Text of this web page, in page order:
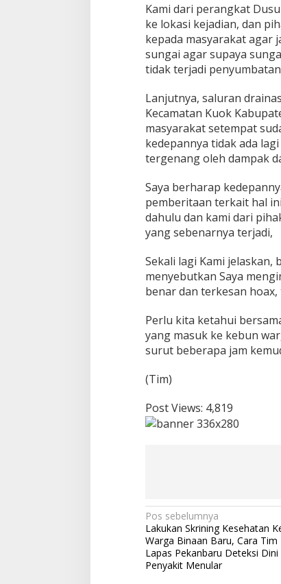
l
a
h
M
e
k
u
k
a
n
I
t
i
m
d
s
i
T
e
h
a
d
r
g
l
a
r
f
i
Kami dari perangkat
ke lokasi kejadian, dan
kepada masyarakat agar
sungai agar supaya
tidak terjadi
Lanjutnya, saluran
Kecamatan Kuok
masyarakat setempat
kedepannya tidak ada
tergenang oleh dampak
Saya berharap
pemberitaan terkait hal
dahulu dan kami dari
yang sebenarnya terjadi,
Sekali lagi Kami
menyebutkan Saya
benar dan terkesan
Perlu kita ketahui
yang masuk ke kebun
surut beberapa jam
(Tim)
Post Views: 4,819
N
a
v
Pos sebelumnya
Lakukan Skrining Kesehatan
Warga Binaan Baru, Cara Tim
Lapas Pekanbaru Deteksi Dini
Penyakit Menular